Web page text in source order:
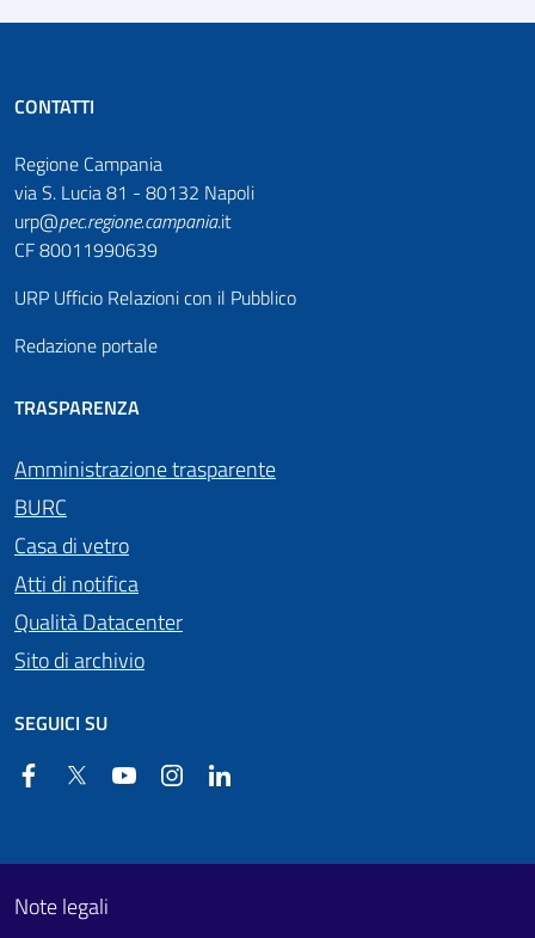
CONTATTI
Regione Campania
via S. Lucia 81 - 80132 Napoli
urp@pec.regione.campania.it
CF 80011990639
URP Ufficio Relazioni con il Pubblico
Redazione portale
TRASPARENZA
Amministrazione trasparente
BURC
Casa di vetro
Atti di notifica
Qualità Datacenter
Sito di archivio
SEGUICI SU
FacebookTwitter YouTube Instagram
Footer First
Useful links section
Note legali